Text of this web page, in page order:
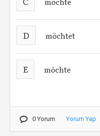
D möchtet
E möchte
0 Yorum Yorum Yap